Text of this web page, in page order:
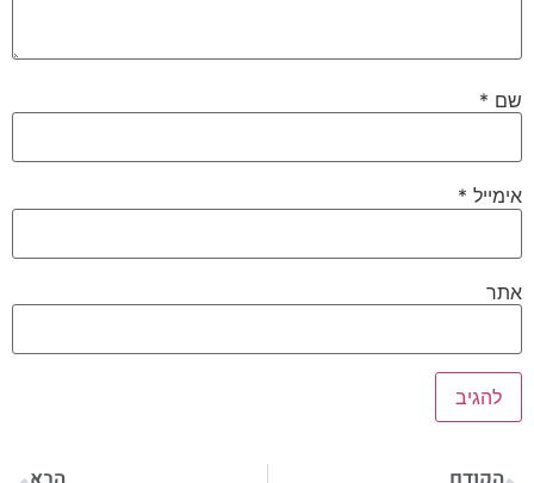
שם *
אימייל *
אתר